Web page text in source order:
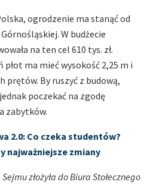
ogrodzenie ma stanąć od
W budżecie
na ten cel 610 tys. zł.
płot ma mieć wysokość 2,25 m i
prętów. By ruszyć z budową,
poczekać na zgodę
zabytków.
2.0: Co czeka studentów?
najważniejsze zmiany
złożyła do Biura Stołecznego